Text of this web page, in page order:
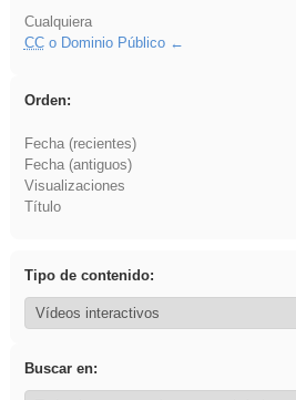
Cualquiera
CCo Dominio Público
Orden:
Fecha (recientes)
Fecha (antiguos)
Visualizaciones
Título
Tipo de contenido:
Buscar en: